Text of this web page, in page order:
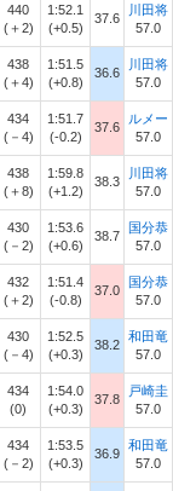
440
(＋2)
1:52.1
(+0.5)
37.6
川田将
57.0
438
(＋4)
1:51.5
(+0.8)
36.6
川田将
57.0
434
(－4)
1:51.7
(-0.2)
37.6
ルメー
57.0
438
(＋8)
1:59.8
(+1.2)
38.3
川田将
57.0
430
(－2)
1:53.6
(+0.6)
38.7
国分恭
57.0
432
(＋2)
1:51.4
(-0.8)
37.0
国分恭
57.0
430
(－4)
1:52.5
(+0.3)
38.2
和田竜
57.0
434
(0)
1:54.0
(+0.3)
37.8
戸崎圭
57.0
434
(－2)
1:53.5
(+0.3)
36.9
和田竜
57.0